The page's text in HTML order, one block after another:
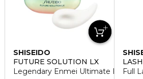
SHISEIDO
FUTURE SOLUTION LX
Legendary Enmei Ultimate
Full